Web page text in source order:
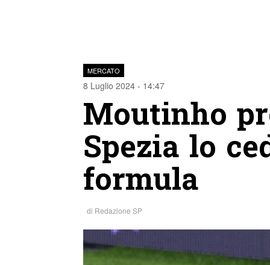
MERCATO
8 Luglio 2024 - 14:47
Moutinho
Spezia lo
formula
di Redazione SP